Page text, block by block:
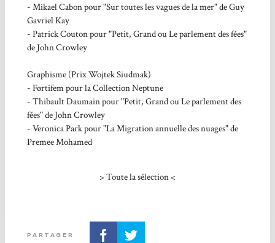
- Mikael Cabon pour "Sur toutes les vagues de la mer" de Guy
Gavriel Kay
- Patrick Couton pour "Petit, Grand ou Le parlement des fées"
de John Crowley
Graphisme (Prix Wojtek Siudmak)
- Førtifem pour la Collection Neptune
- Thibault Daumain pour "Petit, Grand ou Le parlement des
fées" de John Crowley
- Veronica Park pour "La Migration annuelle des nuages" de
Premee Mohamed
> Toute la sélection <
PARTAGER